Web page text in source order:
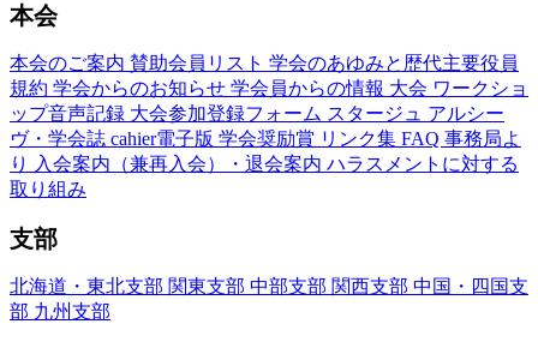
本会
本会のご案内 賛助会員リスト 学会のあゆみと歴代主要役員
規約 学会からのお知らせ 学会員からの情報 大会 ワークショ
ップ音声記録 大会参加登録フォーム スタージュ アルシー
ヴ・学会誌 cahier電子版 学会奨励賞 リンク集 FAQ 事務局よ
り
入会案内（兼再入会）・退会案内 ハラスメントに対する
取り組み
支部
北海道・東北支部 関東支部 中部支部 関西支部 中国・四国支
部 九州支部